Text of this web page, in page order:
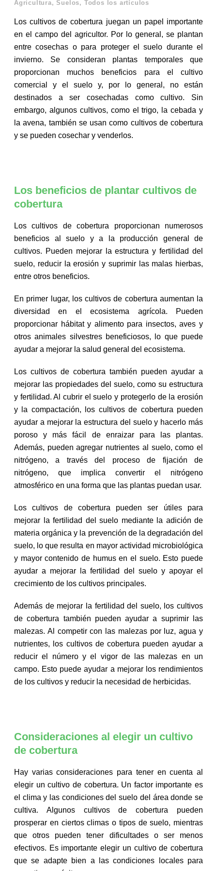
Agricultura, Suelos, Todos los artículos
Los cultivos de cobertura juegan un papel importante
en el campo del agricultor. Por lo general, se plantan
entre cosechas o para proteger el suelo durante el
invierno. Se consideran plantas temporales que
proporcionan muchos beneficios para el cultivo
comercial y el suelo y, por lo general, no están
destinados a ser cosechadas como cultivo. Sin
embargo, algunos cultivos, como el trigo, la cebada y
la avena, también se usan como cultivos de cobertura
y se pueden cosechar y venderlos.
Los beneficios de plantar cultivos de
cobertura
Los cultivos de cobertura proporcionan numerosos
beneficios al suelo y a la producción general de
cultivos. Pueden mejorar la estructura y fertilidad del
suelo, reducir la erosión y suprimir las malas hierbas,
entre otros beneficios.
En primer lugar, los cultivos de cobertura aumentan la
diversidad en el ecosistema agrícola. Pueden
proporcionar hábitat y alimento para insectos, aves y
otros animales silvestres beneficiosos, lo que puede
ayudar a mejorar la salud general del ecosistema.
Los cultivos de cobertura también pueden ayudar a
mejorar las propiedades del suelo, como su estructura
y fertilidad. Al cubrir el suelo y protegerlo de la erosión
y la compactación, los cultivos de cobertura pueden
ayudar a mejorar la estructura del suelo y hacerlo más
poroso y más fácil de enraizar para las plantas.
Además, pueden agregar nutrientes al suelo, como el
nitrógeno, a través del proceso de fijación de
nitrógeno, que implica convertir el nitrógeno
atmosférico en una forma que las plantas puedan usar.
Los cultivos de cobertura pueden ser útiles para
mejorar la fertilidad del suelo mediante la adición de
materia orgánica y la prevención de la degradación del
suelo, lo que resulta en mayor actividad microbiológica
y mayor contenido de humus en el suelo. Esto puede
ayudar a mejorar la fertilidad del suelo y apoyar el
crecimiento de los cultivos principales.
Además de mejorar la fertilidad del suelo, los cultivos
de cobertura también pueden ayudar a suprimir las
malezas. Al competir con las malezas por luz, agua y
nutrientes, los cultivos de cobertura pueden ayudar a
reducir el número y el vigor de las malezas en un
campo. Esto puede ayudar a mejorar los rendimientos
de los cultivos y reducir la necesidad de herbicidas.
Consideraciones al elegir un cultivo
de cobertura
Hay varias consideraciones para tener en cuenta al
elegir un cultivo de cobertura. Un factor importante es
el clima y las condiciones del suelo del área donde se
cultiva. Algunos cultivos de cobertura pueden
prosperar en ciertos climas o tipos de suelo, mientras
que otros pueden tener dificultades o ser menos
efectivos. Es importante elegir un cultivo de cobertura
que se adapte bien a las condiciones locales para